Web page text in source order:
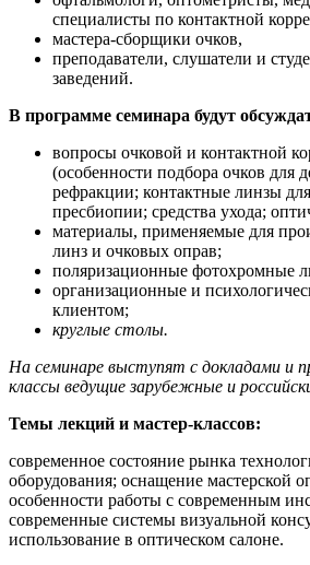
специалисты по контактной
мастера-сборщики очков,
преподаватели, слушатели и
заведений.
В программе семинара будут
вопросы очковой и контактной
(особенности подбора очков для
рефракции; контактные линзы
пресбиопии; средства ухода;
материалы, применяемые для
линз и очковых оправ;
поляризационные фотохромные
организационные и
клиентом;
круглые столы.
На семинаре выступят с докладами и
классы ведущие зарубежные и
Темы лекций и мастер-классов:
современное состояние рынка
оборудования; оснащение мастерской
особенности работы с современным
современные системы визуальной
использование в оптическом салоне.